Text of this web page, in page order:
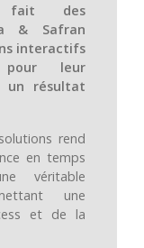
fait des
& Safran
interactifs
pour leur
un résultat
rend
en temps
véritable
une
et de la